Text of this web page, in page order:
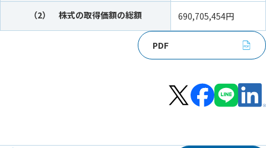
（2） 株式の取得価額の総額 690,705,454円
PDF